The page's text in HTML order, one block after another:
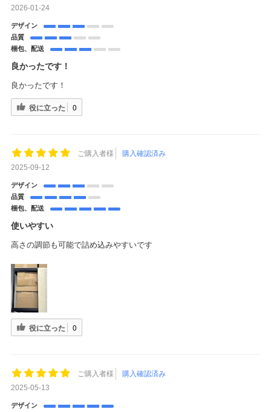
2026-01-24
デザイン
品質
梱包、配送
良かったです！
良かったです！
役に立った 0
ご購入者様
購入確認済み
2025-09-12
デザイン
品質
梱包、配送
使いやすい
高さの調節も可能で詰め込みやすいです
役に立った 0
ご購入者様
購入確認済み
2025-05-13
デザイン